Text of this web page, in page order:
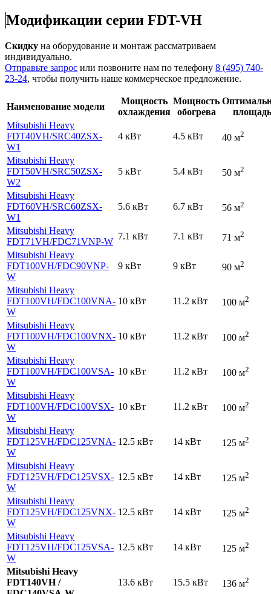
Модификации серии FDT-VH
Скидку на оборудование и монтаж рассматриваем
индивидуально.
Отправьте запрос или позвоните нам по телефону 8 (495) 740-
23-24, чтобы получить наше коммерческое предложение.
Наименование модели
Мощность
охлаждения
Мощность
обогрева
площадь
Mitsubishi Heavy
FDT40VH/SRC40ZSX-
W1
4 кВт 4.5 кВт 40 м2
Mitsubishi Heavy
FDT50VH/SRC50ZSX-
W2
5 кВт 5.4 кВт 50 м2
Mitsubishi Heavy
FDT60VH/SRC60ZSX-
W1
5.6 кВт 6.7 кВт 56 м2
Mitsubishi Heavy
FDT71VH/FDC71VNP-W
7.1 кВт 7.1 кВт 71 м2
Mitsubishi Heavy
FDT100VH/FDC90VNP-
W
9 кВт 9 кВт 90 м2
Mitsubishi Heavy
FDT100VH/FDC100VNA-
W
10 кВт 11.2 кВт 100 м2
Mitsubishi Heavy
FDT100VH/FDC100VNX-
W
10 кВт 11.2 кВт 100 м2
Mitsubishi Heavy
FDT100VH/FDC100VSA-
W
10 кВт 11.2 кВт 100 м2
Mitsubishi Heavy
FDT100VH/FDC100VSX-
W
10 кВт 11.2 кВт 100 м2
Mitsubishi Heavy
FDT125VH/FDC125VNA-
W
12.5 кВт 14 кВт 125 м2
Mitsubishi Heavy
FDT125VH/FDC125VSX-
W
12.5 кВт 14 кВт 125 м2
Mitsubishi Heavy
FDT125VH/FDC125VNX-
W
12.5 кВт 14 кВт 125 м2
Mitsubishi Heavy
FDT125VH/FDC125VSA-
W
12.5 кВт 14 кВт 125 м2
Mitsubishi Heavy
FDT140VH /
13.6 кВт 15.5 кВт 136 м2